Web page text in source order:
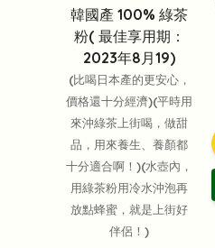
韓國產 100% 綠茶
粉( 最佳享用期：
2023年8月19)
(比喝日本產的更安心，
價格還十分經濟)(平時用
來沖綠茶上街喝，做甜
品，用來養生、養顏都
十分適合啊！)(水壺內，
用綠茶粉用冷水沖泡再
放點蜂蜜，就是上街好
伴侶！)